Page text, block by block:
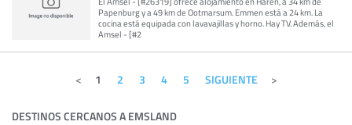
Papenburg y a 49 km de Ootmarsum. Emmen está a 24 km. La
cocina está equipada con lavavajillas y horno. Hay TV. Además, el
Amsel - [#2
1 2 3 4 5 SIGUIENTE
DESTINOS CERCANOS A EMSLAND